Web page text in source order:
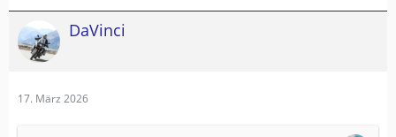
DaVinci
17. März 2026